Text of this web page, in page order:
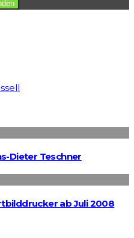
Dieter Teschner
ab Juli 2008